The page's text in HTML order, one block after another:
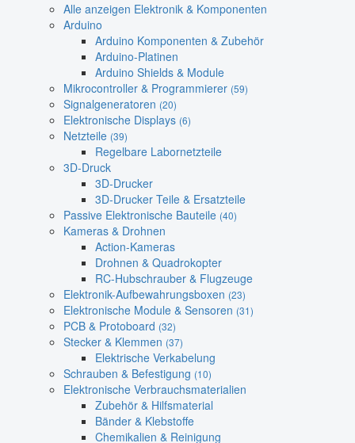
Alle anzeigen Elektronik & Komponenten
Arduino
Arduino Komponenten & Zubehör
Arduino-Platinen
Arduino Shields & Module
Mikrocontroller & Programmierer (59)
Signalgeneratoren (20)
Elektronische Displays (6)
Netzteile (39)
Regelbare Labornetzteile
3D-Druck
3D-Drucker
3D-Drucker Teile & Ersatzteile
Passive Elektronische Bauteile (40)
Kameras & Drohnen
Action-Kameras
Drohnen & Quadrokopter
RC-Hubschrauber & Flugzeuge
Elektronik-Aufbewahrungsboxen (23)
Elektronische Module & Sensoren (31)
PCB & Protoboard (32)
Stecker & Klemmen (37)
Elektrische Verkabelung
Schrauben & Befestigung (10)
Elektronische Verbrauchsmaterialien
Zubehör & Hilfsmaterial
Bänder & Klebstoffe
Chemikalien & Reinigung